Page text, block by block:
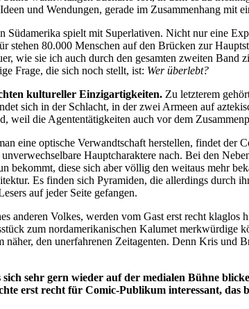
und Wendungen, gerade im Zusammenhang
Südamerika spielt mit Superlativen. Nicht nur eine
stehen 80.000 Menschen auf den Brücken zur
wie sie ich auch durch den gesamten zweiten
Frage, die sich noch stellt, ist: Wer überlebt?
kultureller Einzigartigkeiten. Zu letzterem
sich in der Schlacht, in der zwei Armeen auf
weil die Agententätigkeiten auch vor dem
eine optische Verwandtschaft herstellen, findet der
unverwechselbare Hauptcharaktere nach. Bei den
bekommt, diese sich aber völlig den weitaus mehr
Es finden sich Pyramiden, die allerdings durch
auf jeder Seite gefangen.
anderen Volkes, werden vom Gast erst recht
zum nordamerikanischen Kalumet
den unerfahrenen Zeitagenten. Denn Kris und
sehr gern wieder auf der medialen Bühne
erst recht für Comic-Publikum interessant, das